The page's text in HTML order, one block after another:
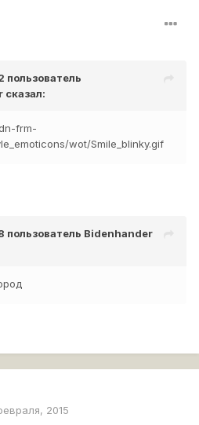
пользователь
сказал:
frm-
wot/Smile_blinky.gif
пользователь Bidenhander
2015